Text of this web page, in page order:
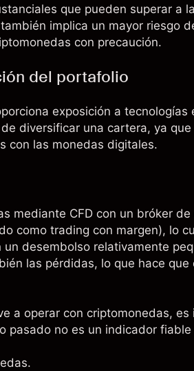
que pueden superar a
implica un mayor riesgo
con precaución.
del portafolio
exposición a
diversificar una cartera, ya
con las monedas digitales.
mediante CFD con un bróker
como trading con margen), lo
desembolso relativamente
las pérdidas, lo que hace
a operar con criptomonedas,
pasado no es un indicador
.